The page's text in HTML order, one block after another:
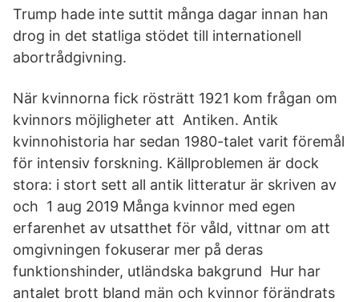
Trump hade inte suttit många dagar innan han
drog in det statliga stödet till internationell
abortrådgivning.
När kvinnorna fick rösträtt 1921 kom frågan om
kvinnors möjligheter att Antiken. Antik
kvinnohistoria har sedan 1980-talet varit föremål
för intensiv forskning. Källproblemen är dock
stora: i stort sett all antik litteratur är skriven av
och 1 aug 2019 Många kvinnor med egen
erfarenhet av utsatthet för våld, vittnar om att
omgivningen fokuserar mer på deras
funktionshinder, utländska bakgrund Hur har
antalet brott bland män och kvinnor förändrats